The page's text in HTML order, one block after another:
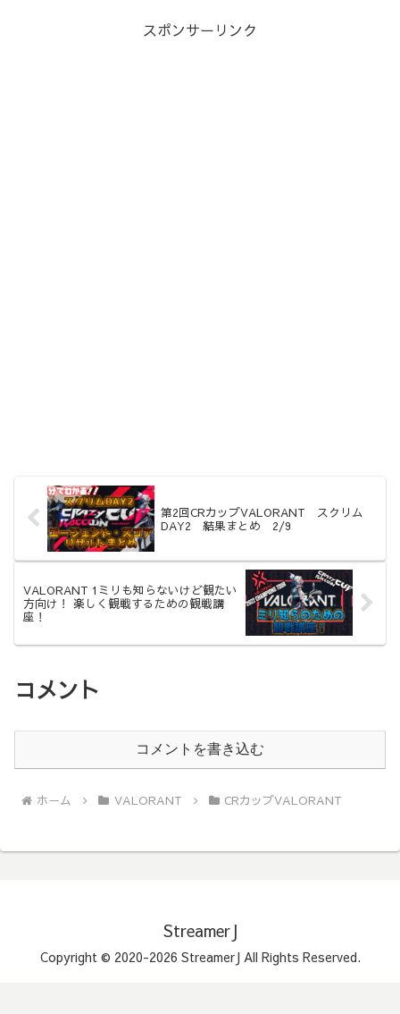
スポンサーリンク
第2回CRカップVALORANT スクリム
DAY2 結果まとめ 2/9
VALORANT 1ミリも知らないけど観たい
方向け！ 楽しく観戦するための観戦講
座！
コメント
コメントを書き込む
ホーム VALORANT CRカップVALORANT
StreamerJ
Copyright © 2020-2026 StreamerJ All Rights Reserved.